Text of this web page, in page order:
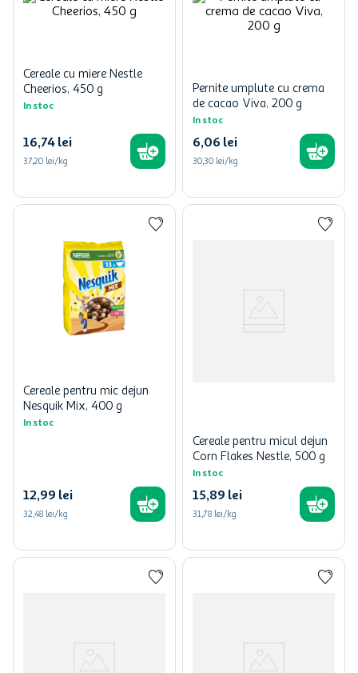
Cereale cu miere Nestle
Cheerios, 450 g
In stoc
16,74 lei
37,20 lei/kg
Pernite umplute cu crema
de cacao Viva, 200 g
In stoc
6,06 lei
30,30 lei/kg
Cereale pentru mic dejun
Nesquik Mix, 400 g
In stoc
12,99 lei
32,48 lei/kg
Cereale pentru micul dejun
Corn Flakes Nestle, 500 g
In stoc
15,89 lei
31,78 lei/kg